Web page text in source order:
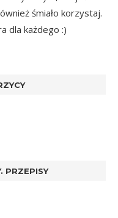
śmiało korzystaj.
dla każdego :)
PRZEPISY